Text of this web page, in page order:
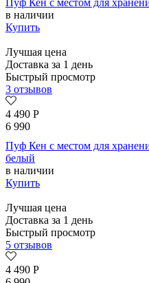
Пуф Кен с местом для
в наличии
Купить
Лучшая цена
Доставка за 1 день
Быстрый просмотр
3 отзывов
4 490 Р
6 990
Пуф Кен с местом для
белый
в наличии
Купить
Лучшая цена
Доставка за 1 день
Быстрый просмотр
5 отзывов
4 490 Р